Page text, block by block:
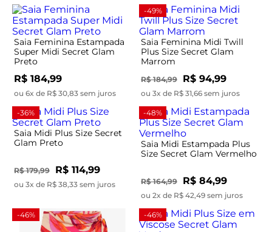
Saia Feminina Estampada
Super Midi Secret Glam
Preto
R$ 184,99
ou 6x de R$ 30,83 sem juros
-49%
Saia Feminina Midi Twill
Plus Size Secret Glam
Marrom
R$ 184,99 R$ 94,99
ou 3x de R$ 31,66 sem juros
-36%
Saia Midi Plus Size Secret
Glam Preto
R$ 179,99 R$ 114,99
ou 3x de R$ 38,33 sem juros
-48%
Saia Midi Estampada Plus
Size Secret Glam Vermelho
R$ 164,99 R$ 84,99
ou 2x de R$ 42,49 sem juros
-46% -46%